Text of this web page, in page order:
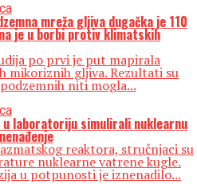
mreža gljiva dugačka je 110
je u borbi protiv klimatskih
po prvi je put mapirala
gljiva. Rezultati su
niti mogla...
laboratoriju simulirali nuklearnu
reaktora, stručnjaci su
nuklearne vatrene kugle.
u potpunosti je iznenadilo...